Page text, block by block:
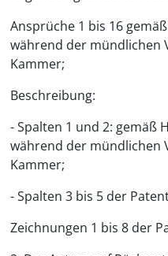
Ansprüche 1 bis 16
während der mündlichen
Kammer;
Beschreibung:
- Spalten 1 und 2: gemäß
während der mündlichen
Kammer;
- Spalten 3 bis 5 der
Zeichnungen 1 bis 8 der